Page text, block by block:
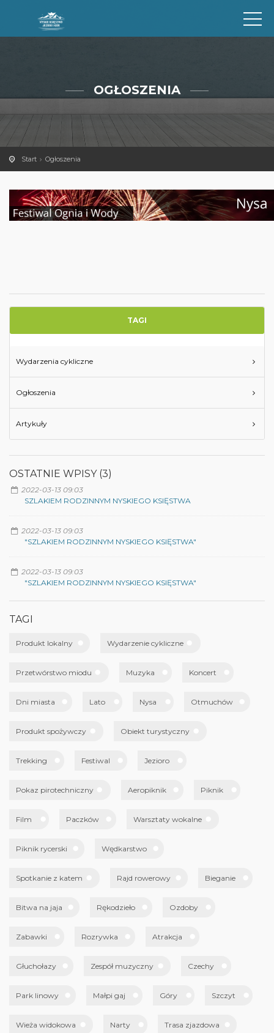
OGŁOSZENIA
Start Ogłoszenia
TAGI
Wydarzenia cykliczne
Ogłoszenia
Artykuły
OSTATNIE WPISY (3)
2022-03-13 09:03
SZLAKIEM RODZINNYM NYSKIEGO KSIĘSTWA
2022-03-13 09:03
"SZLAKIEM RODZINNYM NYSKIEGO KSIĘSTWA"
2022-03-13 09:03
"SZLAKIEM RODZINNYM NYSKIEGO KSIĘSTWA"
TAGI
Produkt lokalny Wydarzenie cykliczne
Przetwórstwo miodu Muzyka Koncert
Dni miasta Lato Nysa Otmuchów
Produkt spożywczy Obiekt turystyczny
Trekking Festiwal Jezioro
Pokaz pirotechniczny Aeropiknik Piknik
Film Paczków Warsztaty wokalne
Piknik rycerski Wędkarstwo
Spotkanie z katem Rajd rowerowy Bieganie
Bitwa na jaja Rękodzieło Ozdoby
Zabawki Rozrywka Atrakcja
Głuchołazy Zespół muzyczny Czechy
Park linowy Małpi gaj Góry Szczyt
Wieża widokowa Narty Trasa zjazdowa